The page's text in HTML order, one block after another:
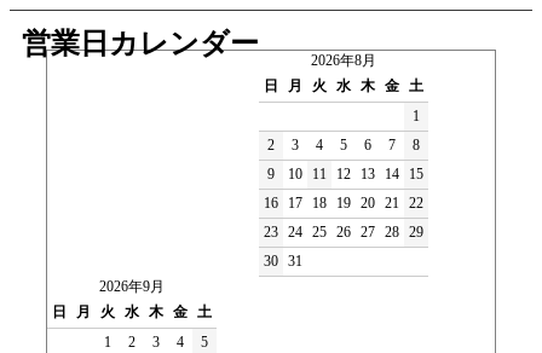
営業日カレンダー
2026年8月
日
月 火 水 木 金 土
1
2
3 4 5 6 7
8
9
10 11 12 13 14
15
16
17 18 19 20 21 22
23 24 25 26 27 28 29
30 31
2026年9月
日
月 火 水 木 金 土
1
2 3 4
5